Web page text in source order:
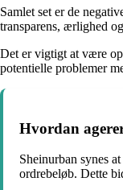
Samlet set er de
transparens, ærlighed
Det er vigtigt at være
potentielle problemer
Hvordan
Sheinurban synes
ordrebeløb. Dette